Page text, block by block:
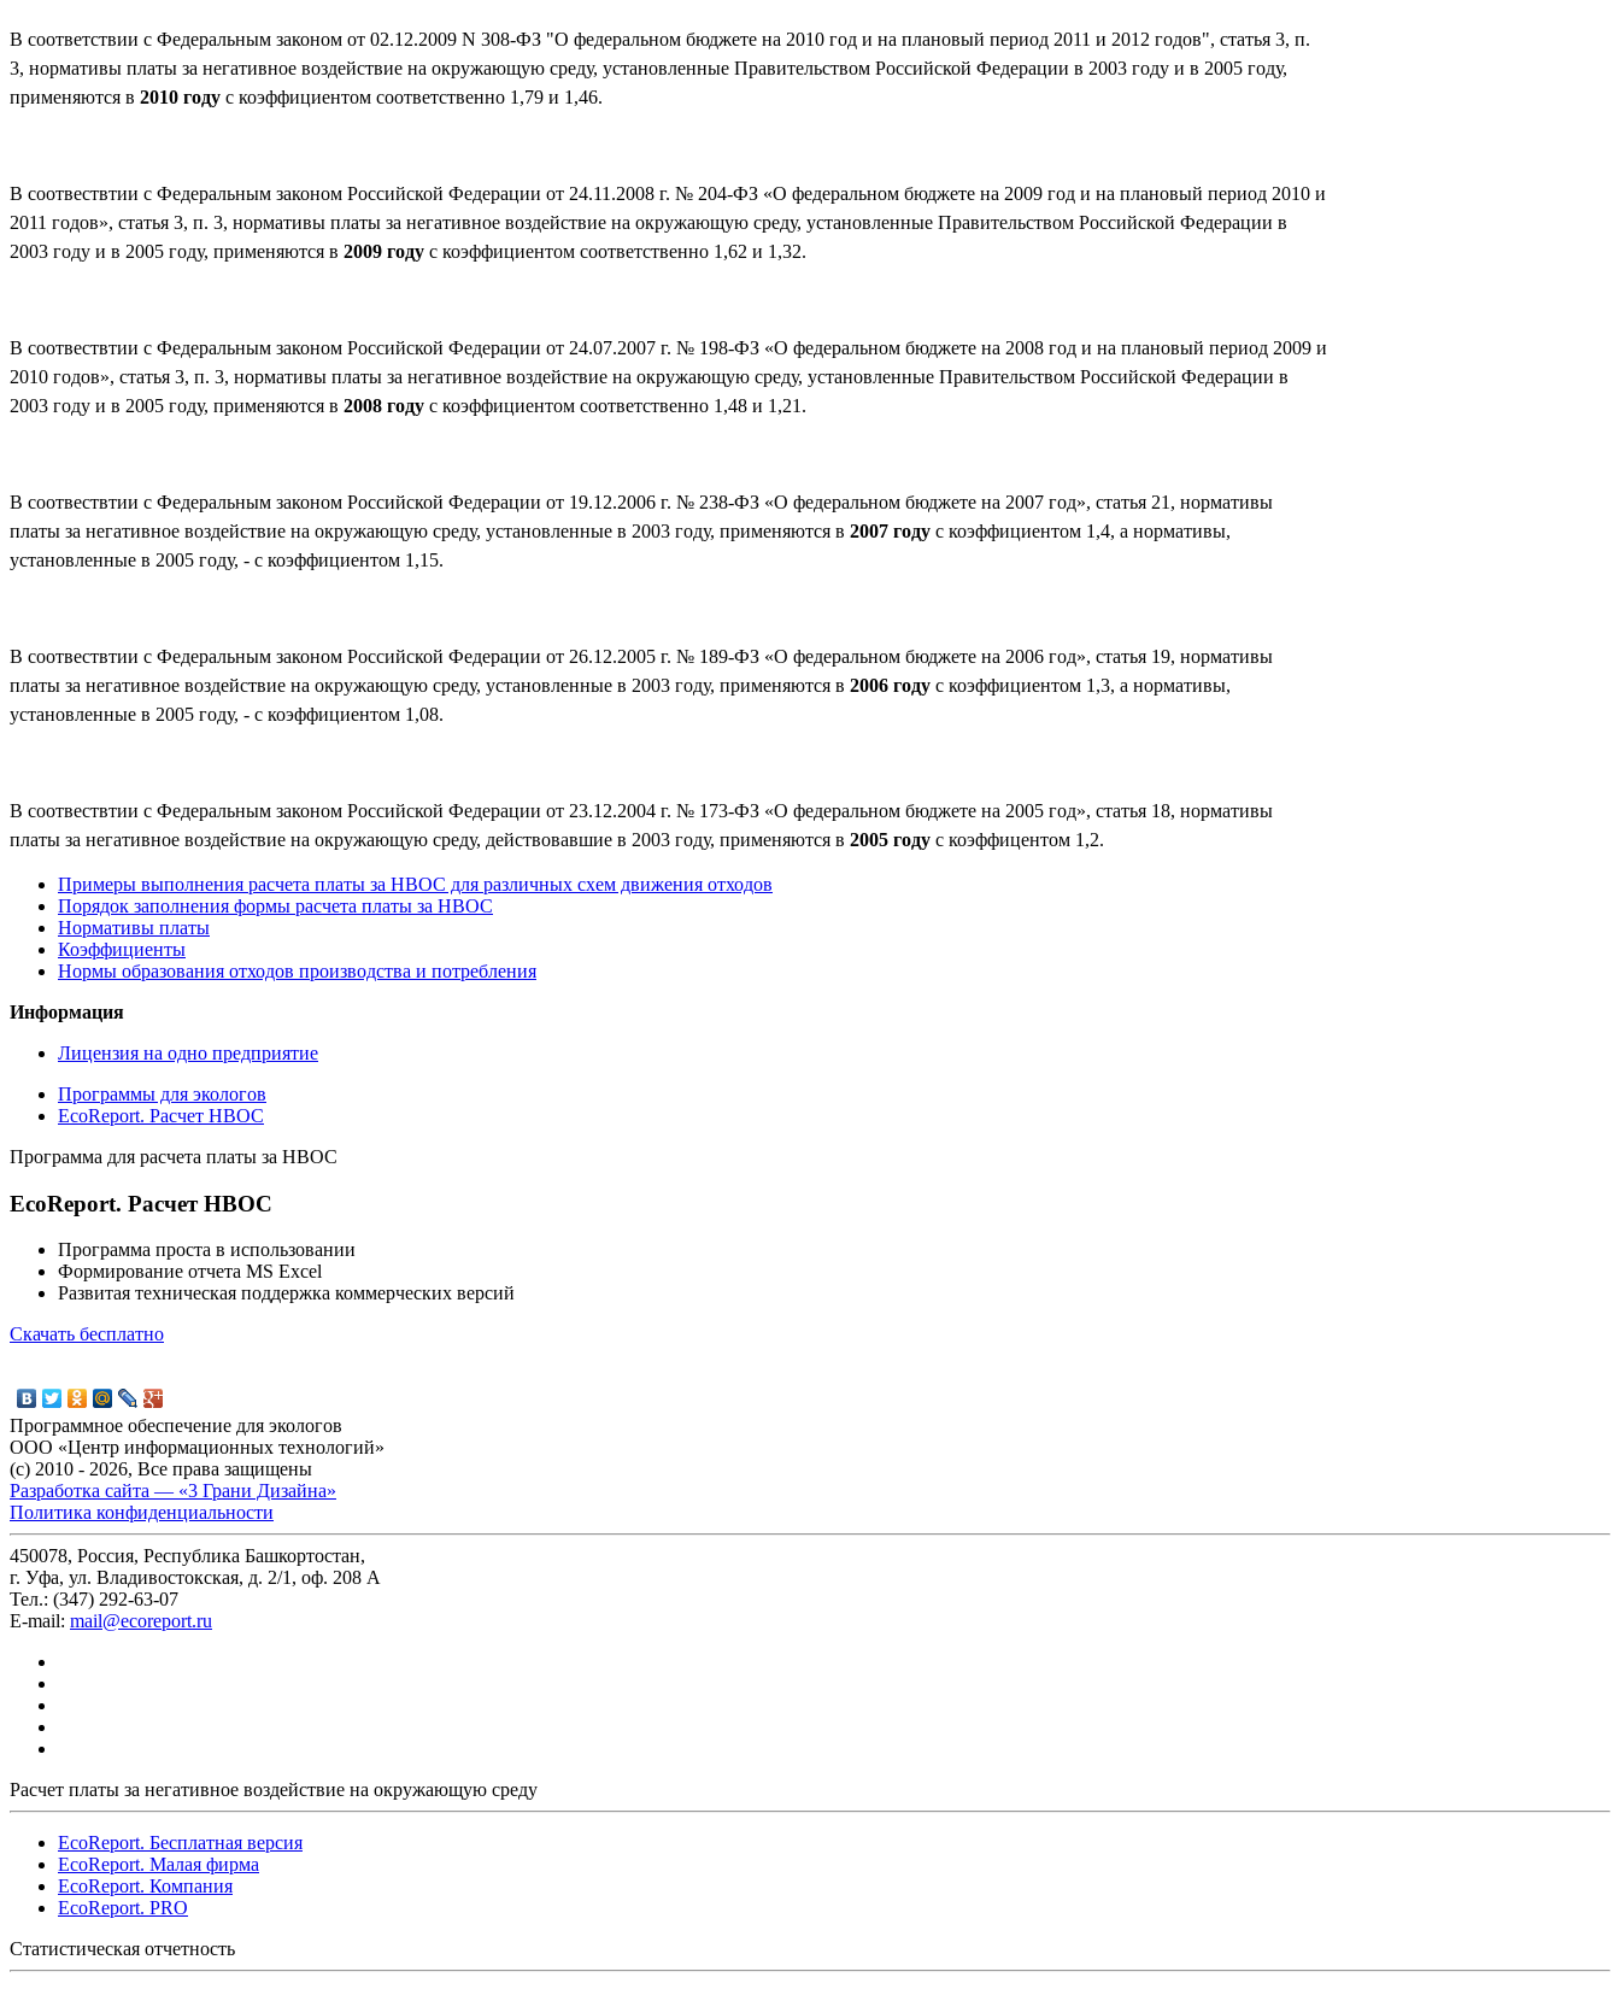
В соответствии с Федеральным законом от 02.12.2009 N 308-ФЗ "О федеральном бюджете на 2010 год и на плановый период 2011 и 2012 годов", статья 3, п.
3, нормативы платы за негативное воздействие на окружающую среду, установленные Правительством Российской Федерации в 2003 году и в 2005 году,
применяются в 2010 году с коэффициентом соответственно 1,79 и 1,46.
В соотвествтии с Федеральным законом Российской Федерации от 24.11.2008 г. № 204-ФЗ «О федеральном бюджете на 2009 год и на плановый период 2010 и
2011 годов», статья 3, п. 3, нормативы платы за негативное воздействие на окружающую среду, установленные Правительством Российской Федерации в
2003 году и в 2005 году, применяются в 2009 году с коэффициентом соответственно 1,62 и 1,32.
В соотвествтии с Федеральным законом Российской Федерации от 24.07.2007 г. № 198-ФЗ «О федеральном бюджете на 2008 год и на плановый период 2009 и
2010 годов», статья 3, п. 3, нормативы платы за негативное воздействие на окружающую среду, установленные Правительством Российской Федерации в
2003 году и в 2005 году, применяются в 2008 году с коэффициентом соответственно 1,48 и 1,21.
В соотвествтии с Федеральным законом Российской Федерации от 19.12.2006 г. № 238-ФЗ «О федеральном бюджете на 2007 год», статья 21, нормативы
платы за негативное воздействие на окружающую среду, установленные в 2003 году, применяются в 2007 году с коэффициентом 1,4, а нормативы,
установленные в 2005 году, - с коэффициентом 1,15.
В соотвествтии с Федеральным законом Российской Федерации от 26.12.2005 г. № 189-ФЗ «О федеральном бюджете на 2006 год», статья 19, нормативы
платы за негативное воздействие на окружающую среду, установленные в 2003 году, применяются в 2006 году с коэффициентом 1,3, а нормативы,
установленные в 2005 году, - с коэффициентом 1,08.
В соотвествтии с Федеральным законом Российской Федерации от 23.12.2004 г. № 173-ФЗ «О федеральном бюджете на 2005 год», статья 18, нормативы
платы за негативное воздействие на окружающую среду, действовавшие в 2003 году, применяются в 2005 году с коэффицентом 1,2.
Примеры выполнения расчета платы за НВОС для различных схем движения отходов
Порядок заполнения формы расчета платы за НВОС
Нормативы платы
Коэффициенты
Нормы образования отходов производства и потребления
Информация
Лицензия на одно предприятие
Программы для экологов
EcoReport. Расчет НВОС
Программа для расчета платы за НВОС
EcoReport. Расчет НВОС
Программа проста в использовании
Формирование отчета MS Excel
Развитая техническая поддержка коммерческих версий
Скачать бесплатно
Программное обеспечение для экологов
ООО «Центр информационных технологий»
(c) 2010 - 2026, Все права защищены
Разработка сайта — «3 Грани Дизайна»
Политика конфиденциальности
450078, Россия, Республика Башкортостан,
г. Уфа, ул. Владивостокская, д. 2/1, оф. 208 A
Тел.: (347) 292-63-07
E-mail: mail@ecoreport.ru
Расчет платы за негативное воздействие на окружающую среду
EcoReport. Бесплатная версия
EcoReport. Малая фирма
EcoReport. Компания
EcoReport. PRO
Статистическая отчетность